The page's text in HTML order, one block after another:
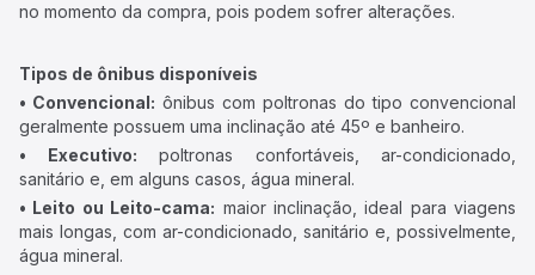
no momento da compra, pois podem sofrer alterações.
Tipos de ônibus disponíveis
• Convencional: ônibus com poltronas do tipo convencional
geralmente possuem uma inclinação até 45º e banheiro.
• Executivo: poltronas confortáveis, ar-condicionado,
sanitário e, em alguns casos, água mineral.
• Leito ou Leito-cama: maior inclinação, ideal para viagens
mais longas, com ar-condicionado, sanitário e, possivelmente,
água mineral.